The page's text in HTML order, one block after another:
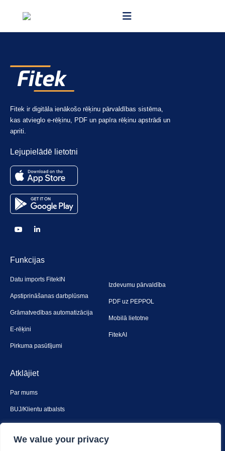
We value your privacy
AWS (Amazon web services) Frankfurtē.
Fitek ir digitāla ienākošo rēķinu pārvaldības sistēma,
kas atvieglo e-rēķinu, PDF un papīra rēķinu apstrādi un
apriti.
Lejupielādē lietotni
Funkcijas
Datu imports FitekIN
Apstiprināšanas darbplūsma
Grāmatvedības automatizācija
E-rēķini
Pirkuma pasūtījumi
Izdevumu pārvaldība
PDF uz PEPPOL
Mobilā lietotne
FitekAI
Atklājiet
Par mums
BUJ/Klientu atbalsts
Drošība un privātums